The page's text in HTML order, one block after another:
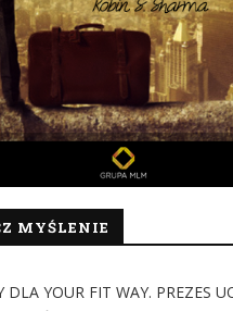
MYŚLENIE
DLA YOUR FIT WAY. PREZES